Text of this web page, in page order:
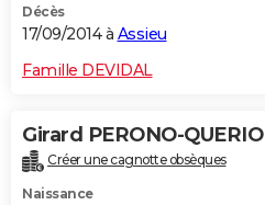
Décès
17/09/2014 à Assieu
Famille DEVIDAL
Girard PERONO-QUERIO
Créer une cagnotte obsèques
Naissance